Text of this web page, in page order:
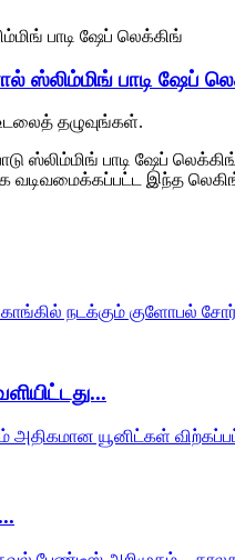
பாடி ஷேப்
தழுவுங்கள்.
ஸ்லிம்மிங் பாடி ஷேப்
வடிவமைக்கப்பட்ட இந்த